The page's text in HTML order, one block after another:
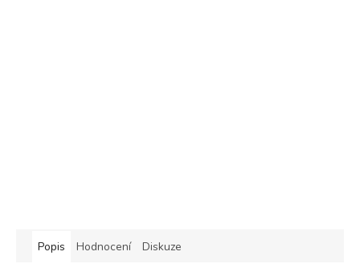
Popis Hodnocení Diskuze